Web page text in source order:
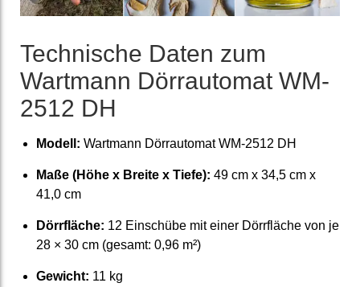
Tech­nische Daten zum
Wartmann Dörr­automat WM-
2512 DH
Modell: Wartmann Dörr­automat WM-2512 DH
Maße (Höhe x Breite x Tiefe): 49 cm x 34,5 cm x
41,0 cm
Dörrfläche: 12 Einschübe mit einer Dörrfläche von je
28 × 30 cm (gesamt: 0,96 m²)
Gewicht: 11 kg